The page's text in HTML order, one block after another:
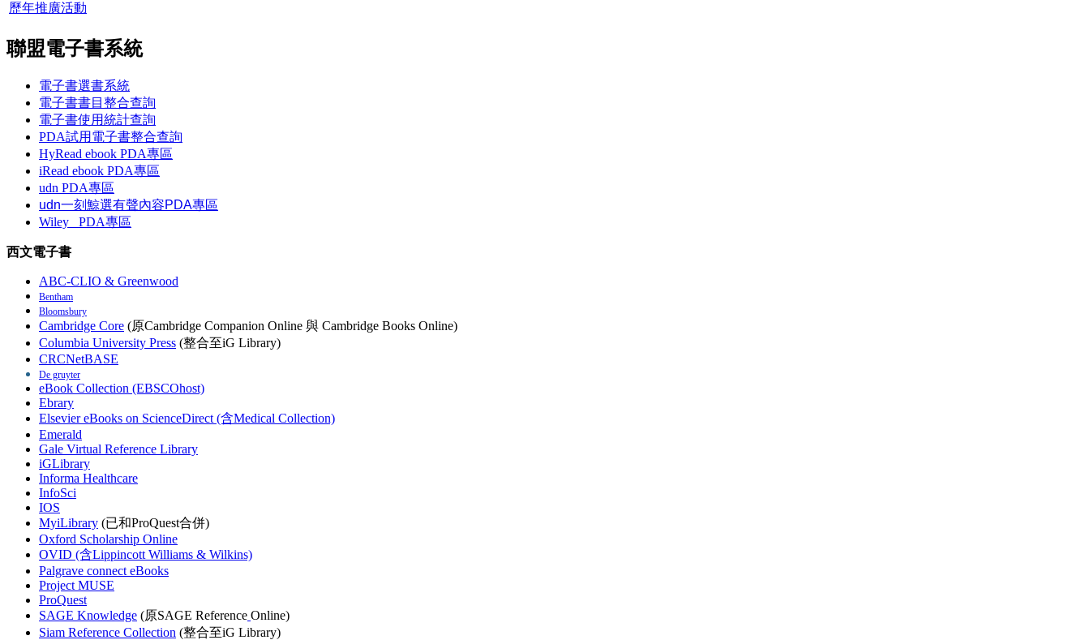
歷年推廣活動
聯盟電子書系統
電子書選書系統
電子書書目整合查詢
電子書使用統計查詢
PDA試用電子書整合查詢
HyRead ebook PDA專區
iRead ebook PDA專區
udn PDA專區
udn一刻鯨選有聲內容PDA專區
Wiley
PDA專區
西文電子書
ABC-CLIO & Greenwood
Bentham
Bloomsbury
Cambridge Core (原Cambridge Companion Online 與 Cambridge Books Online)
Columbia University Press (整合至iG Library)
CRCNetBASE
De gruyter
eBook Collection (EBSCOhost)
Ebrary
Elsevier eBooks on ScienceDirect (含Medical Collection)
Emerald
Gale Virtual Reference Library
iGLibrary
Informa Healthcare
InfoSci
IOS
MyiLibrary (已和ProQuest合併)
Oxford Scholarship Online
OVID (含Lippincott Williams & Wilkins)
Palgrave connect eBooks
Project MUSE
ProQuest
SAGE Knowledge (原SAGE Reference Online)
Siam Reference Collection (整合至iG Library)